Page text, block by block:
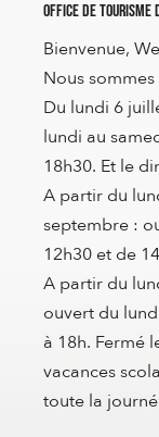
Office de
Bienvenue,
Nous
Du lundi 6
lundi au
18h30. Et le
A partir du
septembre :
12h30 et de
A partir du
ouvert du
à 18h. Fermé
vacances
toute la